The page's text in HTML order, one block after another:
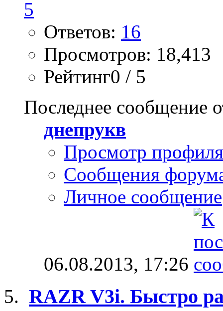
Ответов: 16
Просмотров: 18,413
Рейтинг0 / 5
Последнее сообщение
днепрукв
Просмотр профиля
Сообщения
Личное сообщение
06.08.2013, 17:26
RAZR V3i. Быстро